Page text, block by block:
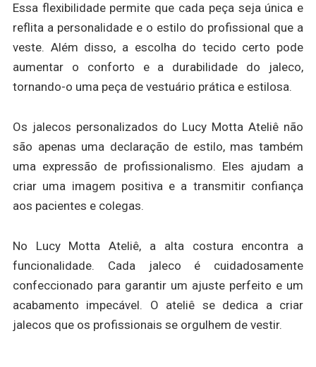
Essa flexibilidade permite que cada peça seja única e
reflita a personalidade e o estilo do profissional que a
veste. Além disso, a escolha do tecido certo pode
aumentar o conforto e a durabilidade do jaleco,
tornando-o uma peça de vestuário prática e estilosa.
Os jalecos personalizados do Lucy Motta Ateliê não
são apenas uma declaração de estilo, mas também
uma expressão de profissionalismo. Eles ajudam a
criar uma imagem positiva e a transmitir confiança
aos pacientes e colegas.
No Lucy Motta Ateliê, a alta costura encontra a
funcionalidade. Cada jaleco é cuidadosamente
confeccionado para garantir um ajuste perfeito e um
acabamento impecável. O ateliê se dedica a criar
jalecos que os profissionais se orgulhem de vestir.